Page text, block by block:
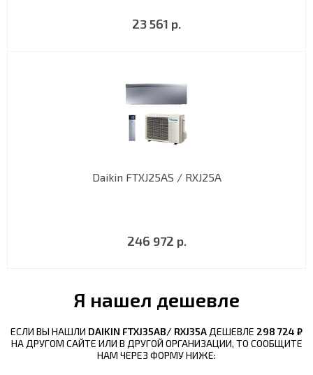
23 561 р.
Daikin FTXJ25AS / RXJ25A
246 972 р.
Я нашел дешевле
ЕСЛИ ВЫ НАШЛИ DAIKIN FTXJ35AB/ RXJ35AДЕШЕВЛЕ 298 724 ₽
НА ДРУГОМ САЙТЕ ИЛИ В ДРУГОЙ ОРГАНИЗАЦИИ, ТО СООБЩИТЕ
НАМ ЧЕРЕЗ ФОРМУ НИЖЕ: